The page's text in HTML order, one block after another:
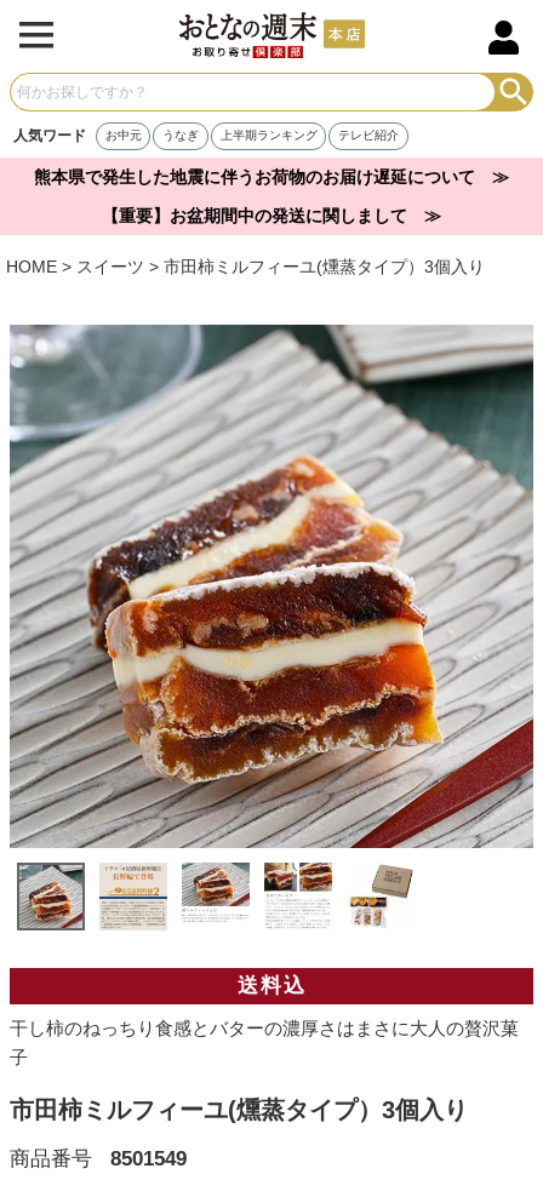
人気ワード お中元 うなぎ 上半期ランキング テレビ紹介
熊本県で発生した地震に伴うお荷物のお届け遅延について ≫
【重要】お盆期間中の発送に関しまして ≫
HOME スイーツ 市田柿ミルフィーユ(燻蒸タイプ）3個入り
送料込
干し柿のねっちり食感とバターの濃厚さはまさに大人の贅沢菓
子
市田柿ミルフィーユ(燻蒸タイプ）3個入り
商品番号 8501549